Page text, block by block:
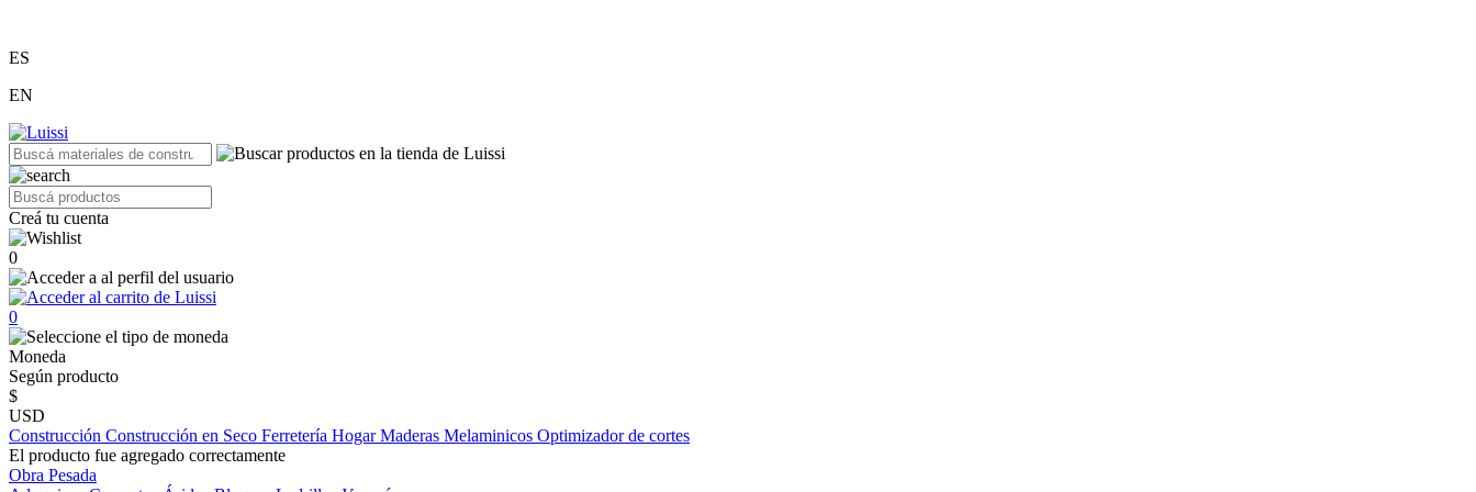
ES
EN
Creá tu cuenta
0
0
Moneda
Según producto
$
USD
Construcción Construcción en Seco Ferretería HogarMaderas Melaminicos Optimizador de cortes
El producto fue agregado correctamente
Obra Pesada